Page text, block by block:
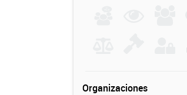
Organizaciones